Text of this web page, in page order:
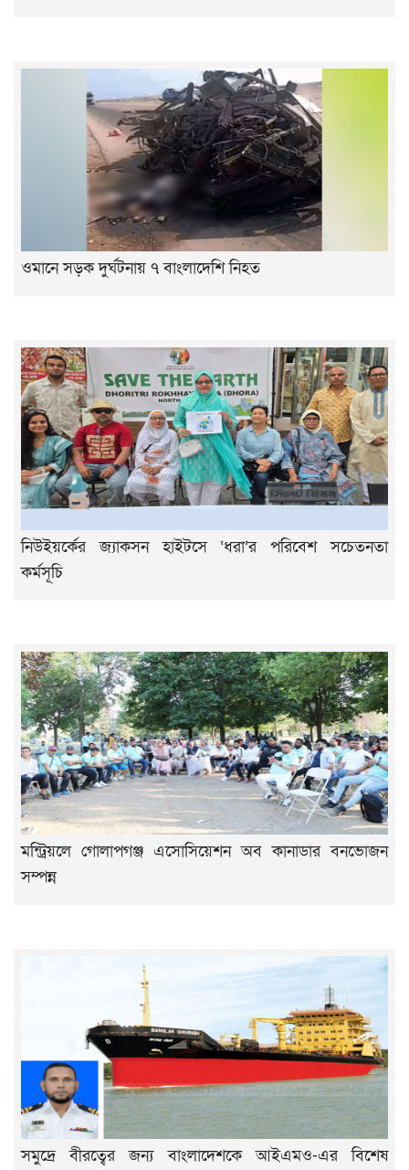
ওমানে সড়ক দুর্ঘটনায় ৭ বাংলাদেশি নিহত
নিউইয়র্কের জ্যাকসন হাইটসে ‘ধরা’র পরিবেশ সচেতনতা
কর্মসূচি
মন্ট্রিয়লে গোলাপগঞ্জ এসোসিয়েশন অব কানাডার বনভোজন
সম্পন্ন
সমুদ্রে বীরত্বের জন্য বাংলাদেশকে আইএমও-এর বিশেষ